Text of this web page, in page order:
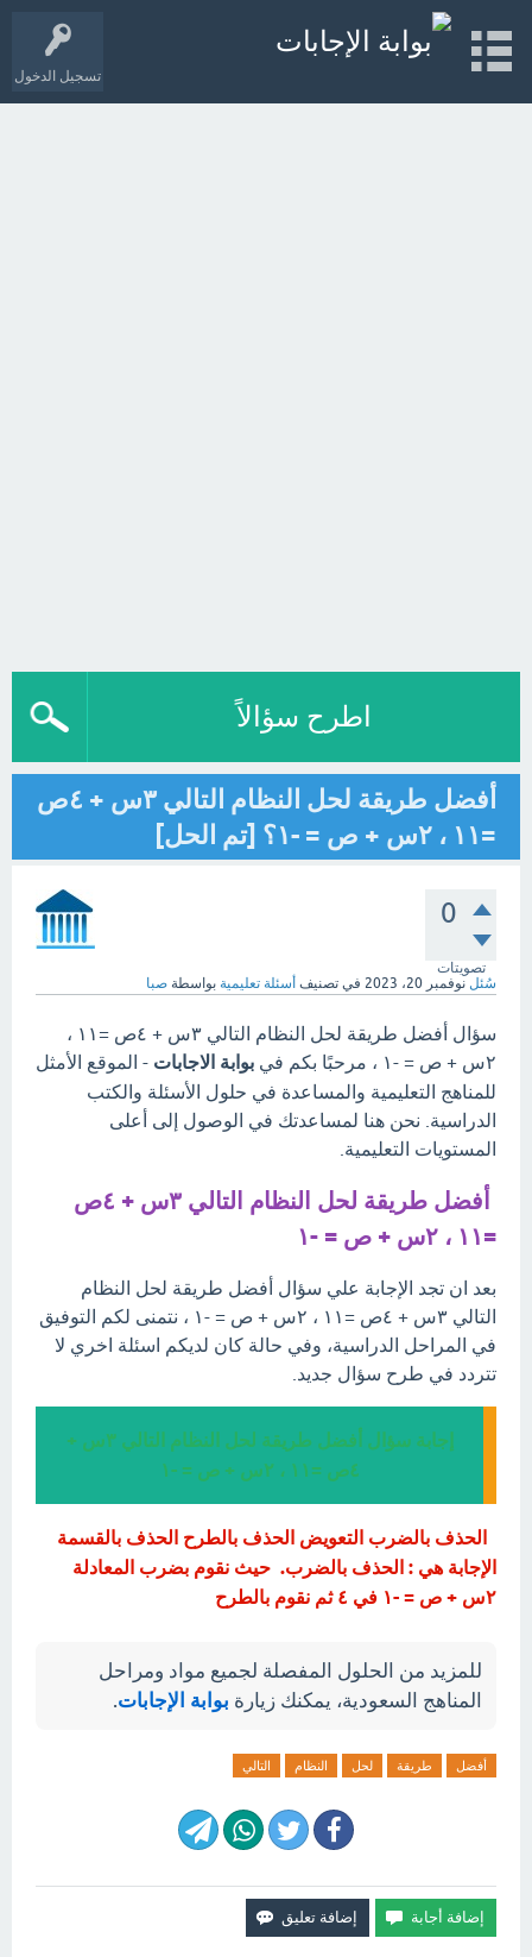
تسجيل الدخول
اطرح سؤالاً
أفضل طريقة لحل النظام التالي ٣س + ٤ص
=١١ ، ٢س + ص = -١؟ [تم الحل]
0
تصويتات
سُئل نوفمبر 20، 2023 في تصنيف أسئلة تعليمية بواسطة صبا
سؤال أفضل طريقة لحل النظام التالي ٣س + ٤ص =١١ ،
٢س + ص = -١ ، مرحبًا بكم في
بوابة الاجابات - الموقع الأمثل
للمناهج التعليمية والمساعدة في حلول الأسئلة والكتب
الدراسية. نحن هنا لمساعدتك في الوصول إلى أعلى
المستويات التعليمية.
أفضل طريقة لحل النظام التالي ٣س + ٤ص
=١١ ، ٢س + ص = -١
بعد ان تجد الإجابة علي سؤال أفضل طريقة لحل النظام
التالي ٣س + ٤ص =١١ ، ٢س + ص = -١ ، نتمنى لكم التوفيق
في المراحل الدراسية، وفي حالة كان لديكم اسئلة اخري لا
تتردد في طرح سؤال جديد.
إجابة سؤال أفضل طريقة لحل النظام التالي ٣س +
٤ص =١١ ، ٢س + ص = -١
الحذف بالضرب التعويض الحذف بالطرح الحذف بالقسمة
الإجابة هي : الحذف بالضرب. حيث نقوم بضرب المعادلة
٢س + ص = -١ في ٤ ثم نقوم بالطرح
للمزيد من الحلول المفصلة لجميع مواد ومراحل
المناهج السعودية، يمكنك زيارة بوابة الإجابات.
أفضل طريقة لحل النظام التالي